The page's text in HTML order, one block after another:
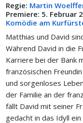
Regie: Martin
Premiere: 5. Februar
Komödie am
Matthias und David
Während David in die
Karriere bei der Bank
französischen
und sorgenloses
der Familie an der
fällt David mit seiner
gedacht in das Idyll